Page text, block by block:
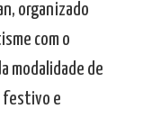
organizado
com o
modalidade de
festivo e